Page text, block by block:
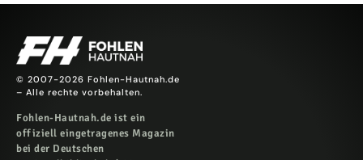
© 2007-2026 Fohlen-Hautnah.de
– Alle rechte vorbehalten.
Fohlen-Hautnah.de ist ein
offiziell eingetragenes Magazin
bei der Deutschen